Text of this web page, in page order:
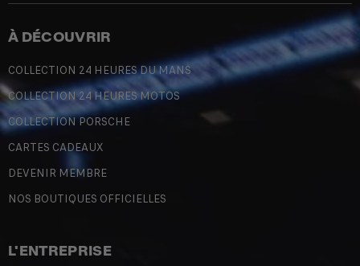
À DÉCOUVRIR
COLLECTION 24 HEURES DU MANS
COLLECTION 24 HEURES MOTOS
COLLECTION PORSCHE
CARTES CADEAUX
DEVENIR MEMBRE
NOS BOUTIQUES OFFICIELLES
L'ENTREPRISE